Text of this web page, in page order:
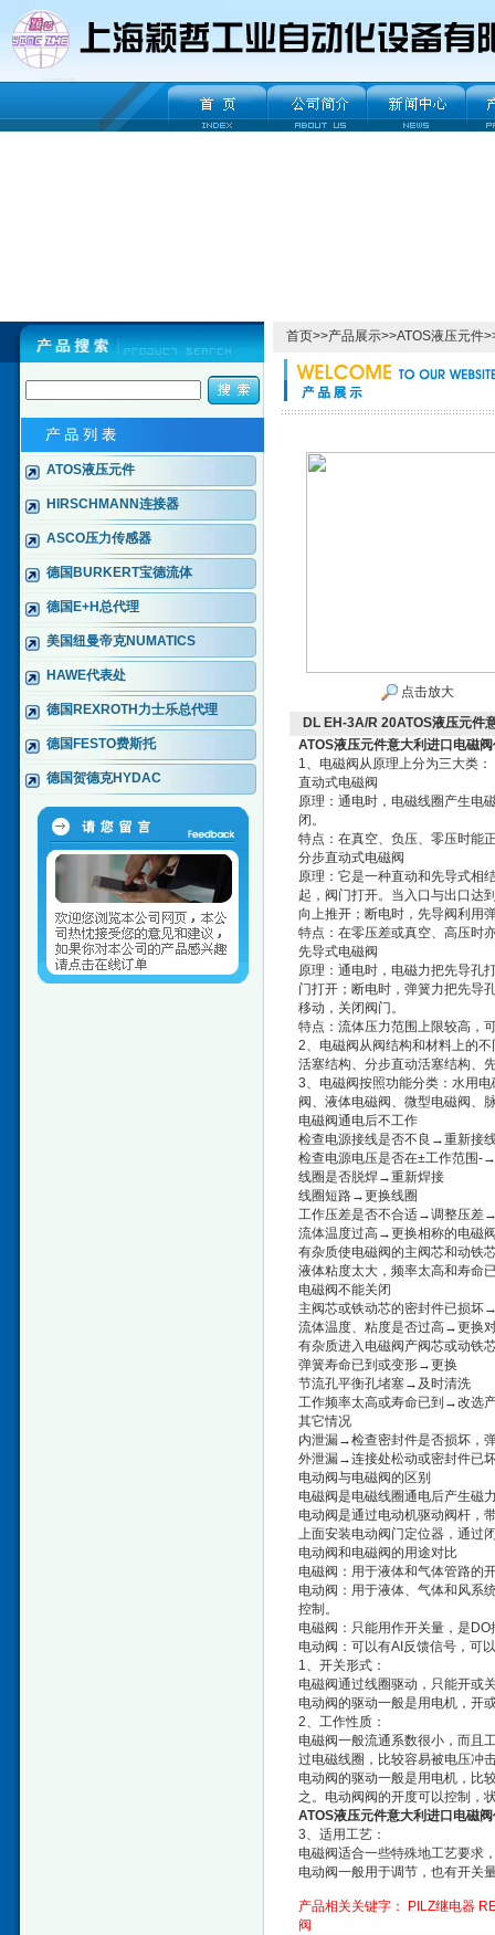
ATOS液压元件
HIRSCHMANN连接器
ASCO压力传感器
德国BURKERT宝德流体
德国E+H总代理
美国纽曼帝克NUMATICS
HAWE代表处
德国REXROTH力士乐总代理
德国FESTO费斯托
德国贺德克HYDAC
首页>>产品展示>>ATOS液压元件
点击放大
DL EH-3A/R 20ATOS液压元件
ATOS液压元件意大利进口电磁
1、电磁阀从原理上分为三大类：
直动式电磁阀
原理：通电时，电磁线圈产生电
闭。
特点：在真空、负压、零压时能
分步直动式电磁阀
原理：它是一种直动和先导式相
起，阀门打开。当入口与出口达
向上推开；断电时，先导阀利用
特点：在零压差或真空、高压时
先导式电磁阀
原理：通电时，电磁力把先导孔
门打开；断电时，弹簧力把先导
移动，关闭阀门。
特点：流体压力范围上限较高，
2、电磁阀从阀结构和材料上的
活塞结构、分步直动活塞结构、
3、电磁阀按照功能分类：水用
阀、液体电磁阀、微型电磁阀、
电磁阀通电后不工作
检查电源接线是否不良→重新接
检查电源电压是否在±工作范围-
线圈是否脱焊→重新焊接
线圈短路→更换线圈
工作压差是否不合适→调整压差
流体温度过高→更换相称的电磁
有杂质使电磁阀的主阀芯和动铁
液体粘度太大，频率太高和寿命
电磁阀不能关闭
主阀芯或铁动芯的密封件已损坏
流体温度、粘度是否过高→更换
有杂质进入电磁阀产阀芯或动铁
弹簧寿命已到或变形→更换
节流孔平衡孔堵塞→及时清洗
工作频率太高或寿命已到→改选
其它情况
内泄漏→检查密封件是否损坏，
外泄漏→连接处松动或密封件已
电动阀与电磁阀的区别
电磁阀是电磁线圈通电后产生磁
电动阀是通过电动机驱动阀杆，
上面安装电动阀门定位器，通过
电动阀和电磁阀的用途对比
电磁阀：用于液体和气体管路的
电动阀：用于液体、气体和风系
控制。
电磁阀：只能用作开关量，是
电动阀：可以有AI反馈信号，可
1、开关形式：
电磁阀通过线圈驱动，只能开或
电动阀的驱动一般是用电机，开
2、工作性质：
电磁阀一般流通系数很小，而且
过电磁线圈，比较容易被电压冲
电动阀的驱动一般是用电机，比
之。电动阀阀的开度可以控制，
ATOS液压元件意大利进口电磁
3、适用工艺：
电磁阀适合一些特殊地工艺要求
电动阀一般用于调节，也有开关
产品相关关键字： PILZ继电器
阀